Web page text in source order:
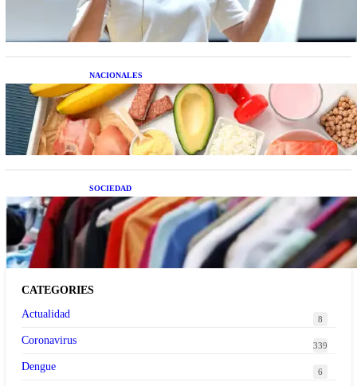
NACIONALES
Nutrición inteligente: Cinco superalimentos de
temporada que deberías sumar a tu dieta este mes
SOCIEDAD
Las grandes marcas globales se suman a la
tendencia de la ropa de segunda mano premium
CATEGORIES
Actualidad
8
Coronavirus 339
Dengue 6